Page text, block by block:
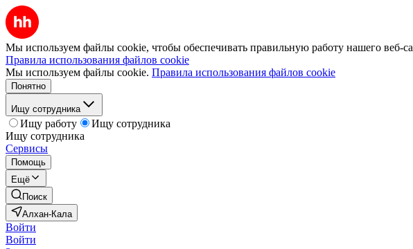
Мы используем файлы cookie, чтобы обеспечивать правильную работу нашего веб-
Правила использования файлов cookie
Мы используем файлы cookie. Правила использования файлов cookie
Понятно
Ищу сотрудника
Ищу работу
Ищу сотрудника
Ищу сотрудника
Сервисы
Помощь
Ещё
Поиск
Алхан-Кала
Войти
Войти